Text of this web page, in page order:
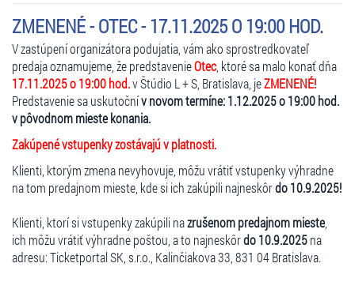
ZMENENÉ - OTEC - 17.11.2025 O 19:00 HOD.
V zastúpení organizátora podujatia, vám ako sprostredkovateľ
predaja oznamujeme, že predstavenieOtec , ktoré sa malo konať dňa
17.11.2025 o 19:00 hod.v Štúdio L + S, Bratislava, jeZMENENÉ!
Predstavenie sa uskutočnív novom termíne: 1.12.2025 o 19:00 hod.
v pôvodnom mieste konania.
Zakúpené vstupenky zostávajú v platnosti.
Klienti, ktorým zmena nevyhovuje, môžu vrátiť vstupenky výhradne
na tom predajnom mieste, kde si ich zakúpili najneskôrdo 10.9.2025!
Klienti, ktorí si vstupenky zakúpili nazrušenom predajnom mieste,
ich môžu vrátiť výhradne poštou, a to najneskôrdo 10.9.2025na
adresu: Ticketportal SK, s.r.o., Kalinčiakova 33, 831 04 Bratislava.